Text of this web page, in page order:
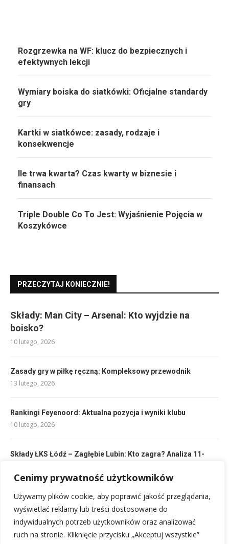
Cenimy prywatność użytkowników
Używamy plików cookie, aby poprawić jakość przeglądania,
wyświetlać reklamy lub treści dostosowane do
indywidualnych potrzeb użytkowników oraz analizować
ruch na stronie. Kliknięcie przycisku „Akceptuj wszystkie”
Rozgrzewka na WF: klucz do bezpiecznych i
efektywnych lekcji
Wymiary boiska do siatkówki: Oficjalne standardy
gry
Kartki w siatkówce: zasady, rodzaje i
konsekwencje
Ile trwa kwarta? Czas kwarty w biznesie i
finansach
Triple Double Co To Jest: Wyjaśnienie Pojęcia w
Koszykówce
PRZECZYTAJ KONIECZNIE!
Składy: Man City – Arsenal: Kto wyjdzie na
boisko?
10 lutego, 2026
Zasady gry w piłkę ręczną: Kompleksowy przewodnik
13 lutego, 2026
Rankingi Feyenoord: Aktualna pozycja i wyniki klubu
10 lutego, 2026
Składy ŁKS Łódź – Zagłębie Lubin: Kto zagra? Analiza 11-
10 lutego, 2026
Reprezentacja Włoch w siatkówce: aktualny skład kadry
15 lutego, 2026